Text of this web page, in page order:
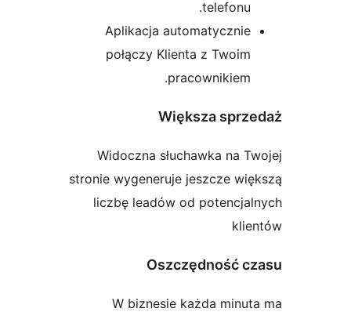
Aplikacja automatycznie
połączy Klienta z Twoim
Większa
Widoczna słuchawka na
stronie wygeneruje jeszcze
liczbę leadów od
Oszczędność
W biznesie każda